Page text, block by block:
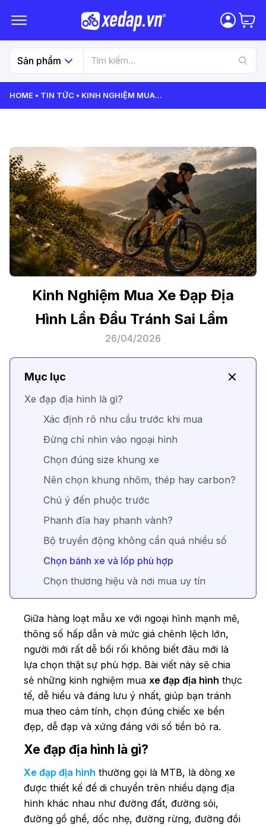
Sản phẩm
HOME TIN TỨC KINH NGHIỆM MUA...
Kinh Nghiệm Mua Xe Đạp Địa
Hình Lần Đầu Tránh Sai Lầm
26/04/2026
Mục lục
Xe đạp địa hình là gì?
Xác định rõ nhu cầu trước khi mua
Đừng chỉ nhìn vào ngoại hình
Chọn đúng size khung xe
Nên chọn khung nhôm, thép hay carbon?
Chú ý đến phuộc trước
Phanh đĩa hay phanh vành?
Bộ truyền động không cần quá nhiều số
Chọn bánh xe và lốp phù hợp
Chọn thương hiệu và nơi mua uy tín
Giữa hàng loạt mẫu xe với ngoại hình mạnh mẽ,
thông số hấp dẫn và mức giá chênh lệch lớn,
người mới rất dễ bối rối không biết đâu mới là
lựa chọn thật sự phù hợp. Bài viết này sẽ chia
sẻ những kinh nghiệm mua xe đạp địa hình thực
tế, dễ hiểu và đáng lưu ý nhất, giúp bạn tránh
mua theo cảm tính, chọn đúng chiếc xe bền
đẹp, dễ đạp và xứng đáng với số tiền bỏ ra.
Xe đạp địa hình là gì?
Xe đạp địa hình thường gọi là MTB, là dòng xe
được thiết kế để di chuyển trên nhiều dạng địa
hình khác nhau như đường đất, đường sỏi,
đường gồ ghề, dốc nhẹ, đường rừng, đường đồi